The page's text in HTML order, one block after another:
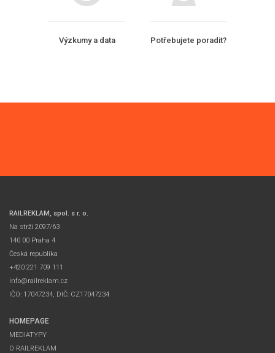
Výzkumy a data Potřebujete poradit?
RAILREKLAM, spol. s r. o.
Na strži 2097/63
140 00 Praha 4
Česká republika
+420 221 709 111
info@railreklam.cz
IČO: 17047234, DIČ: CZ17047234
HOMEPAGE
MEDIATYPY
O RAILREKLAM